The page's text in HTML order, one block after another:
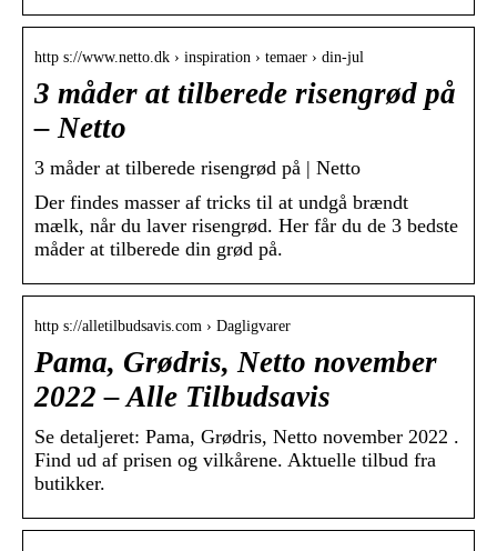
http s://www.netto.dk › inspiration › temaer › din-jul
3 måder at tilberede risengrød på
– Netto
3 måder at tilberede risengrød på | Netto
Der findes masser af tricks til at undgå brændt
mælk, når du laver risengrød. Her får du de 3 bedste
måder at tilberede din grød på.
http s://alletilbudsavis.com › Dagligvarer
Pama, Grødris, Netto november
2022 – Alle Tilbudsavis
Se detaljeret: Pama, Grødris, Netto november 2022 .
Find ud af prisen og vilkårene. Aktuelle tilbud fra
butikker.